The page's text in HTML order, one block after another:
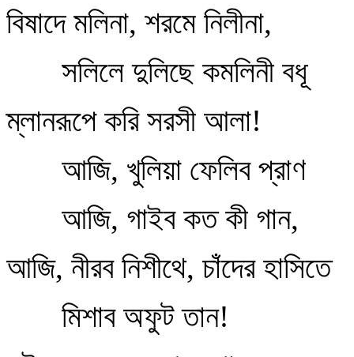
বিষাদে মলিনা, শরমে নিলীনা,
সলিলে দুলিছে কমলিনী বধূ
ম্লানরূপে করি সরসী আলা!
আজি, খুলিয়া ফেলিব প্রাণ
আজি, গাইব কত কী গান,
আজি, নীরব নিশীথে, চাঁদের হাসিতে
মিশাব অফুট তান!